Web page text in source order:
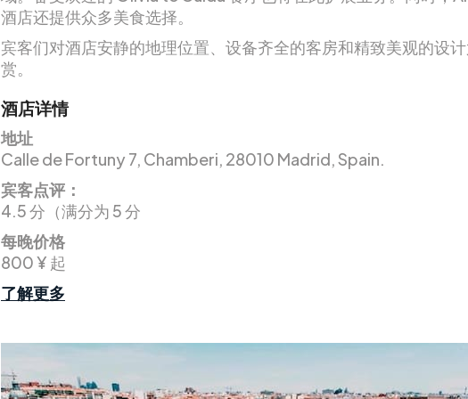
酒店还提供众多美食选择。
宾客们对酒店安静的地理位置、设备齐全的客房和精致美观的设
赏。
酒店详情
地址
Calle de Fortuny 7, Chamberi, 28010 Madrid, Spain.
宾客点评：
4.5 分（满分为 5 分
每晚价格
800 ¥ 起
了解更多